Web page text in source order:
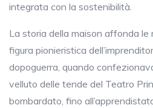
integrata con la sostenibilità.
La storia della maison affonda le
figura pionieristica
dopoguerra, quando
velluto delle tende del Teatro
bombardato, fino